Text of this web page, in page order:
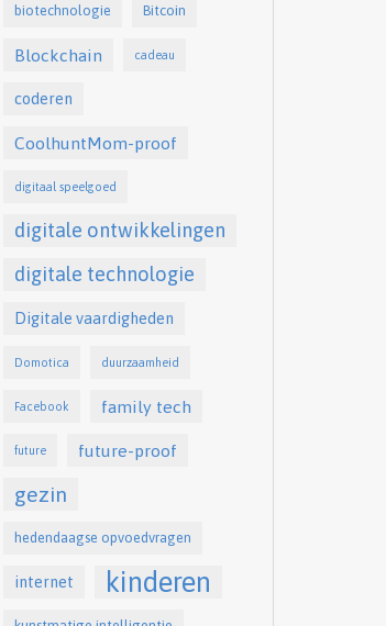
biotechnologie Bitcoin
Blockchain cadeau
coderen
CoolhuntMom-proof
digitaal speelgoed
digitale ontwikkelingen
digitale technologie
Digitale vaardigheden
Domotica duurzaamheid
Facebook family tech
future future-proof
gezin
hedendaagse opvoedvragen
internet kinderen